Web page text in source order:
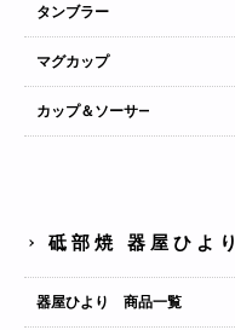
タンブラー
マグカップ
カップ＆ソーサ―
砥部焼 器屋ひより
器屋ひより 商品一覧